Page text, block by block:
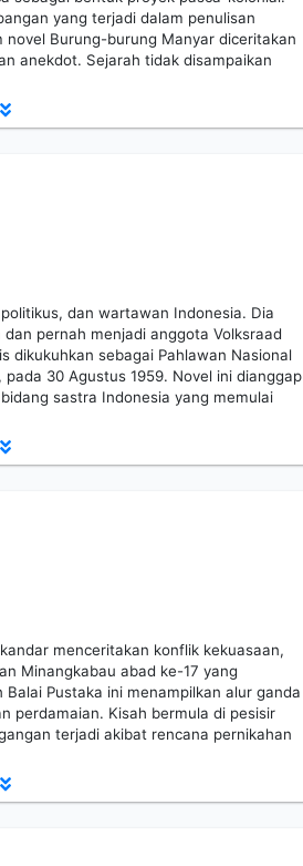
yang terjadi dalam penulisan
novel Burung-burung Manyar diceritakan
anekdot. Sejarah tidak disampaikan
dan wartawan Indonesia. Dia
pernah menjadi anggota Volksraad
dikukuhkan sebagai Pahlawan Nasional
30 Agustus 1959. Novel ini dianggap
sastra Indonesia yang memulai
menceritakan konflik kekuasaan,
Minangkabau abad ke-17 yang
Pustaka ini menampilkan alur ganda
perdamaian. Kisah bermula di pesisir
terjadi akibat rencana pernikahan